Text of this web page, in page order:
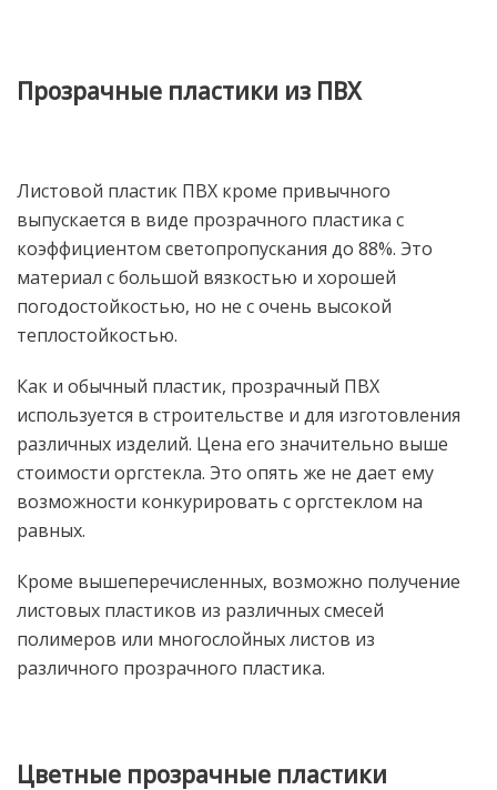
Прозрачные пластики из ПВХ
Листовой пластик ПВХ кроме привычного
выпускается в виде прозрачного пластика с
коэффициентом светопропускания до 88%. Это
материал с большой вязкостью и хорошей
погодостойкостью, но не с очень высокой
теплостойкостью.
Как и обычный пластик, прозрачный ПВХ
используется в строительстве и для изготовления
различных изделий. Цена его значительно выше
стоимости оргстекла. Это опять же не дает ему
возможности конкурировать с оргстеклом на
равных.
Кроме вышеперечисленных, возможно получение
листовых пластиков из различных смесей
полимеров или многослойных листов из
различного прозрачного пластика.
Цветные прозрачные пластики